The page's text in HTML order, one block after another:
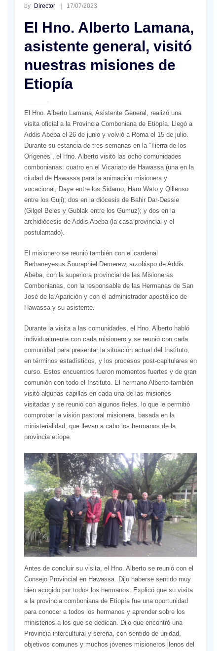
by Director 17/07/2023
El Hno. Alberto Lamana,
asistente general, visitó
nuestras misiones de
Etiopía
El Hno. Alberto Lamana, Asistente General, realizó una
visita oficial a la Provincia Comboniana de Etiopía. Llegó a
Addis Abeba el 26 de junio y volvió a Roma el 15 de julio.
Durante su estancia de tres semanas en la “Tierra de los
Orígenes”, el Hno. Alberto visitó las ocho comunidades
combonianas: cuatro en el Vicariato de Hawassa (una en la
ciudad de Hawassa para la animación misionera y
vocacional, Daye entre los Sidamo, Haro Wato y Qillenso
entre los Guji); dos en la diócesis de Bahir Dar-Dessie
(Gilgel Beles y Gublak entre los Gumuz); y dos en la
archidiócesis de Addis Abeba (la casa provincial y el
postulantado).
El misionero se reunió también con el cardenal
Berhaneyesus Souraphiel Demerew, arzobispo de Addis
Abeba, con la superiora provincial de las Misioneras
Combonianas, con la responsable de las Hermanas de San
José de la Aparición y con el administrador apostólico de
Hawassa y su asistente.
Durante la visita a las comunidades, el Hno. Alberto habló
individualmente con cada misionero y se reunió con cada
comunidad para presentar la situación actual del Instituto,
en términos estadísticos, y los procesos post-capitulares en
curso. Estos encuentros fueron momentos fuertes y de gran
comunión con todo el Instituto. El hermano Alberto también
visitó algunas capillas en cada una de las misiones
visitadas y se reunió con algunos fieles, lo que le permitió
comprobar la visión pastoral misionera, basada en la
ministerialidad, que llevan a cabo los hermanos de la
provincia etíope.
Antes de concluir su visita, el Hno. Alberto se reunió con el
Consejo Provincial en Hawassa. Dijo haberse sentido muy
bien acogido por todos los hermanos. Explicó que su visita
a la provincia comboniana de Etiopía fue una oportunidad
para conocer a todos los hermanos y aprender sobre los
ministerios a los que se dedican. Dijo que encontró una
Provincia intercultural y serena, con sentido de unidad,
objetivos comunes y muchos jóvenes misioneros llenos del